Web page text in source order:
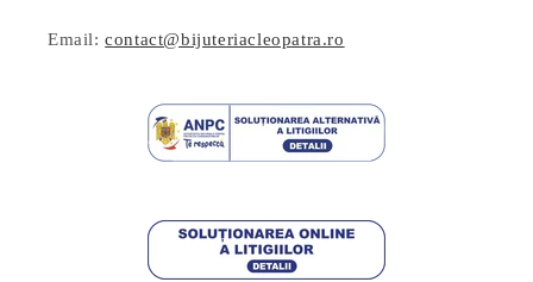
Email:contact@bijuteriacleopatra.ro